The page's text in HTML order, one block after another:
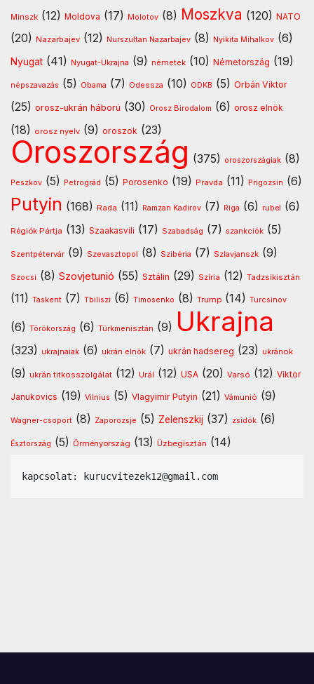
Minszk (12) Moldova (17) Molotov (8) Moszkva (120) NATO
(20) Nazarbajev (12) Nurszultan Nazarbajev (8) Nyikita Mihalkov (6)
Nyugat (41) Nyugat-Ukrajna (9) németek (10) Németország (19)
népszavazás (5) Obama (7) Odessza (10) ODKB (5) Orbán Viktor
(25) orosz-ukrán háború (30) Orosz Birodalom (6) orosz elnök
(18) orosz nyelv (9) oroszok (23)
Oroszország (375) oroszországiak (8)
Peszkov (5) Petrográd (5) Porosenko (19) Pravda (11) Prigozsin (6)
Putyin (168) Rada (11) Ramzan Kadirov (7) Riga (6) rubel (6)
Régiók Pártja (13) Szaakasvili (17) Szabadság (7) szankciók (5)
Szentpétervár (9) Szevasztopol (8) Szibéria (7) Szlavjanszk (9)
Szocsi (8) Szovjetunió (55) Sztálin (29) Szíria (12) Tadzsikisztán
(11) Taskent (7) Tbiliszi (6) Timosenko (8) Trump (14) Turcsinov
(6) Törökország (6) Türkmenisztán (9) Ukrajna
(323) ukrajnaiak (6) ukrán elnök (7) ukrán hadsereg (23) ukránok
(9) ukrán titkosszolgálat (12) Urál (12) USA (20) Varsó (12) Viktor
Janukovics (19) Vilnius (5) Vlagyimir Putyin (21) Vámunió (9)
Wagner-csoport (8) Zaporozsje (5) Zelenszkij (37) zsidók (6)
Észtország (5) Örményország (13) Üzbegisztán (14)
kapcsolat: kurucvitezek12@gmail.com